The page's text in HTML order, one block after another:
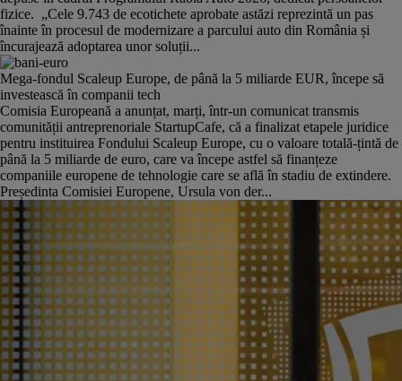
fizice. „Cele 9.743 de ecotichete aprobate astăzi reprezintă un pas
înainte în procesul de modernizare a parcului auto din România și
încurajează adoptarea unor soluții...
Mega-fondul Scaleup Europe, de până la 5 miliarde EUR, începe să
investească în companii tech
Comisia Europeană a anunțat, marți, într-un comunicat transmis
comunității antreprenoriale StartupCafe, că a finalizat etapele juridice
pentru instituirea Fondului Scaleup Europe, cu o valoare totală-țintă de
până la 5 miliarde de euro, care va începe astfel să finanțeze
companiile europene de tehnologie care se află în stadiu de extindere.
Președinta Comisiei Europene, Ursula von der...